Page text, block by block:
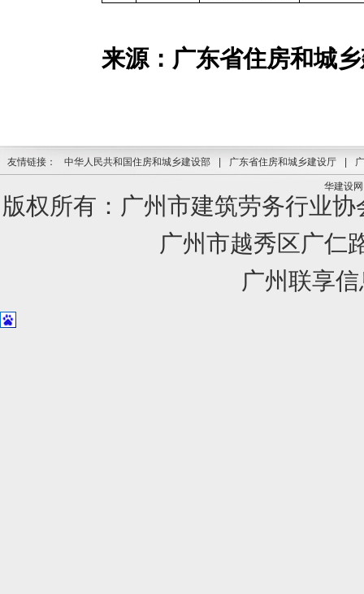
来源：广东省住房和城
友情链接： 中华人民共和国住房和城乡建设部 广东省住房和城乡建设厅
华建设网
版权所有：广州市建筑劳务行业
广州市越秀区广仁
广州联享